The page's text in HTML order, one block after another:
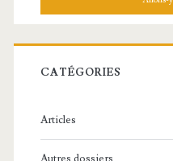
h
r
c
:
CATÉGORIES
Articles